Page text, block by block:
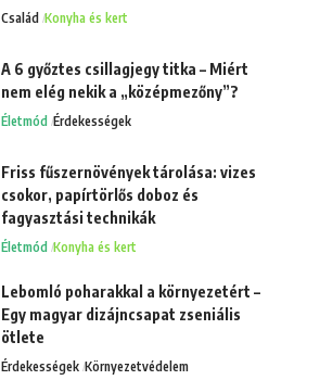
Család Konyha és kert
A 6 győztes csillagjegy titka – Miért
nem elég nekik a „középmezőny”?
Életmód Érdekességek
Friss fűszernövények tárolása: vizes
csokor, papírtörlős doboz és
fagyasztási technikák
Életmód Konyha és kert
Lebomló poharakkal a környezetért –
Egy magyar dizájncsapat zseniális
ötlete
Érdekességek Környezetvédelem